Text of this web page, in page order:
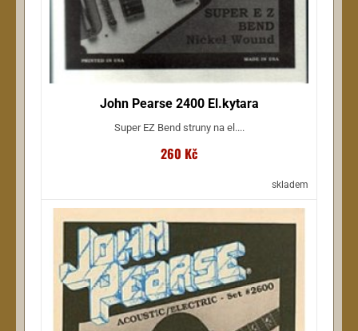
John Pearse 2400 El.kytara
Super EZ Bend struny na el....
260 Kč
skladem